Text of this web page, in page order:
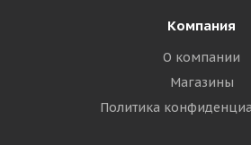
Компания
О компании
Магазины
Политика